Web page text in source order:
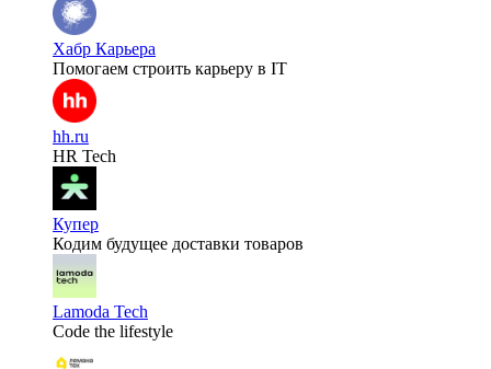
Хабр Карьера
Помогаем строить карьеру в IT
hh.ru
HR Tech
Купер
Кодим будущее доставки товаров
Lamoda Tech
Code the lifestyle